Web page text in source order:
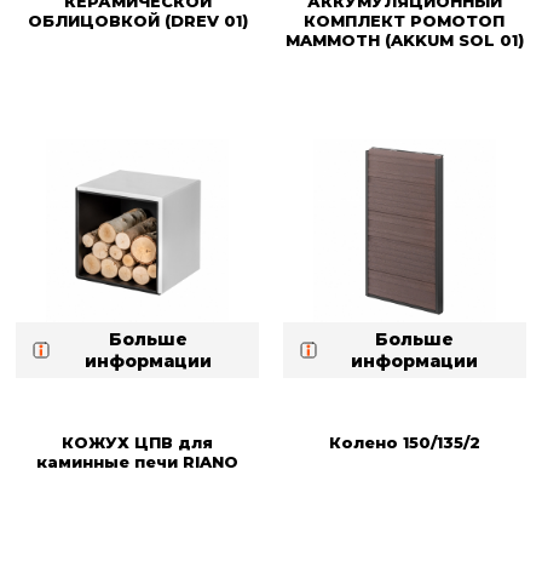
ОБЛИЦОВКОЙ (DREV 01)
Больше
информации
КОМПЛЕКТ РОМОТОП
MAMMOTH (AKKUM SOL 01)
Больше
информации
КОЖУХ ЦПВ для
каминные печи RIANO
Колено 150/135/2